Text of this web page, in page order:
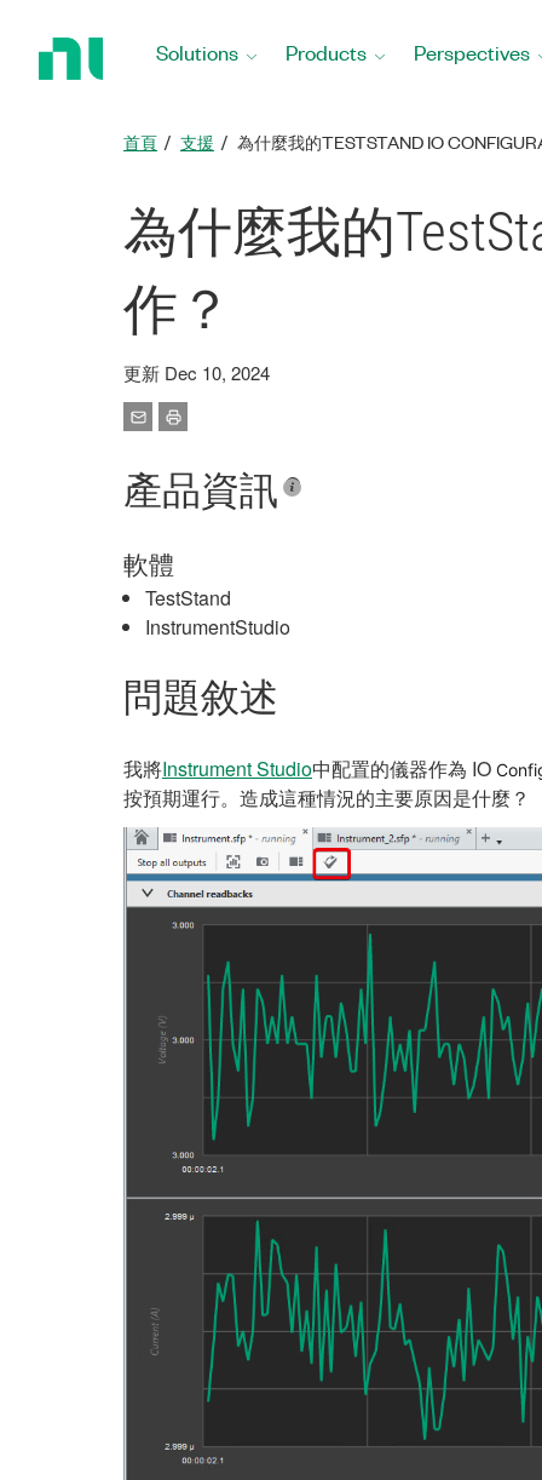
Solutions Products Perspectives
首頁 支援 為什麼我的TESTSTAND IO
為什麼我的
作？
更新 Dec 10, 2024
產品資訊
軟體
TestStand
InstrumentStudio
問題敘述
我將Instrument Studio中配置的儀器作為 IO
按預期運行。造成這種情況的主要原因是什麼？